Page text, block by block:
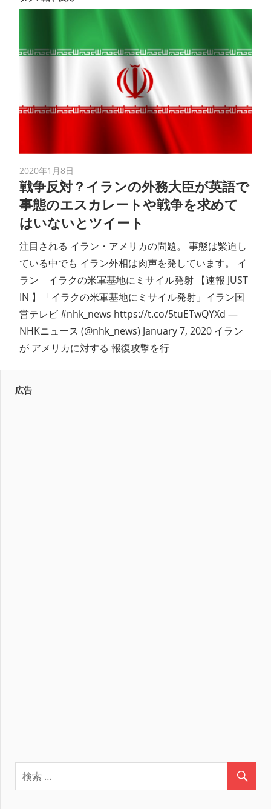
2020年1月8日
戦争反対？イランの外務大臣が英語で
事態のエスカレートや戦争を求めて
はいないとツイート
注目される イラン・アメリカの問題。 事態は緊迫し
ている中でも イラン外相は肉声を発しています。 イ
ラン イラクの米軍基地にミサイル発射 【速報 JUST
IN 】「イラクの米軍基地にミサイル発射」イラン国
営テレビ #nhk_news https://t.co/5tuETwQYXd —
NHKニュース (@nhk_news) January 7, 2020 イラン
が アメリカに対する 報復攻撃を行
広告